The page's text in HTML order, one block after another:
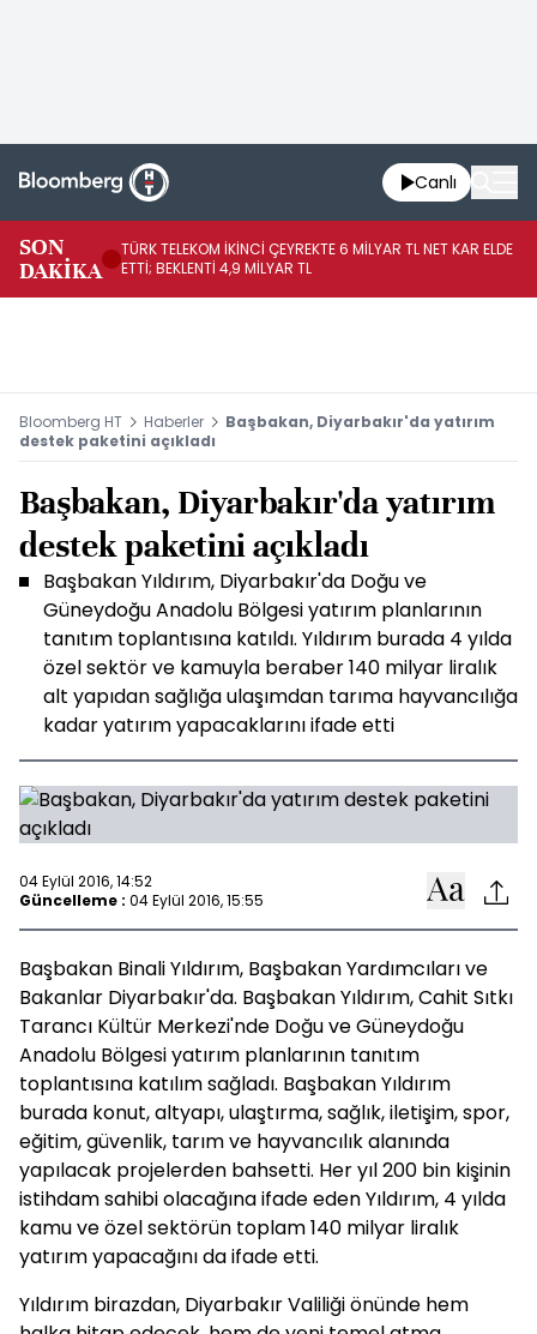
Canlı
SON
DAKİKA
TÜRK TELEKOM İKİNCİ ÇEYREKTE 6 MİLYAR TL NET KAR ELDE
ETTİ; BEKLENTİ 4,9 MİLYAR TL
Bloomberg HT Haberler
Başbakan, Diyarbakır'da yatırım
destek paketini açıkladı
Başbakan, Diyarbakır'da yatırım
destek paketini açıkladı
Başbakan Yıldırım, Diyarbakır'da Doğu ve
Güneydoğu Anadolu Bölgesi yatırım planlarının
tanıtım toplantısına katıldı. Yıldırım burada 4 yılda
özel sektör ve kamuyla beraber 140 milyar liralık
alt yapıdan sağlığa ulaşımdan tarıma hayvancılığa
kadar yatırım yapacaklarını ifade etti
04 Eylül 2016, 14:52
Güncelleme : 04 Eylül 2016, 15:55
Başbakan Binali Yıldırım, Başbakan Yardımcıları ve
Bakanlar Diyarbakır'da. Başbakan Yıldırım, Cahit Sıtkı
Tarancı Kültür Merkezi'nde Doğu ve Güneydoğu
Anadolu Bölgesi yatırım planlarının tanıtım
toplantısına katılım sağladı. Başbakan Yıldırım
burada konut, altyapı, ulaştırma, sağlık, iletişim, spor,
eğitim, güvenlik, tarım ve hayvancılık alanında
yapılacak projelerden bahsetti. Her yıl 200 bin kişinin
istihdam sahibi olacağına ifade eden Yıldırım, 4 yılda
kamu ve özel sektörün toplam 140 milyar liralık
yatırım yapacağını da ifade etti.
Yıldırım birazdan, Diyarbakır Valiliği önünde hem